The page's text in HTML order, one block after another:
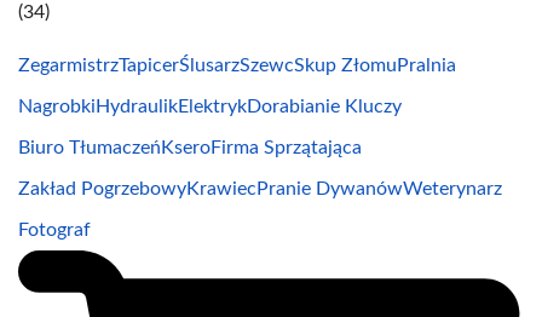
(34)
ZegarmistrzTapicerŚlusarzSzewcSkup Złomu Pralnia
Nagrobki HydraulikElektrykDorabianie Kluczy
Biuro Tłumaczeń KseroFirma Sprzątająca
Zakład PogrzebowyKrawiec Pranie DywanówWeterynarz
Fotograf